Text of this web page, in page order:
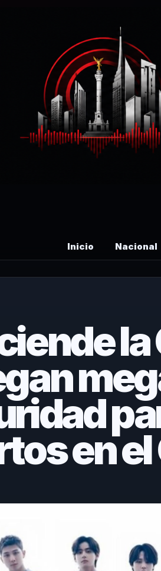
Inicio Nacional
en el